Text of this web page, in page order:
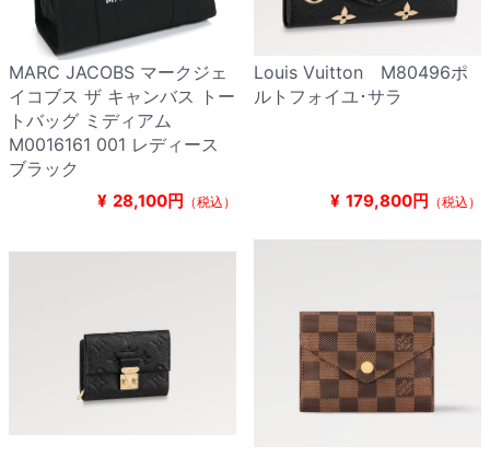
MARC JACOBS マークジェ
イコブス ザ キャンバス トー
トバッグ ミディアム
M0016161 001 レディース
ブラック
¥ 28,100円 （税込）
Louis Vuitton M80496ポ
ルトフォイユ･サラ
¥ 179,800円 （税込）